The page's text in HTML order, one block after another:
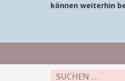
können weiterhin